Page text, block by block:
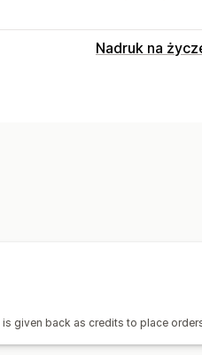
Nadruk na
Śledzenie w
given back as credits to place